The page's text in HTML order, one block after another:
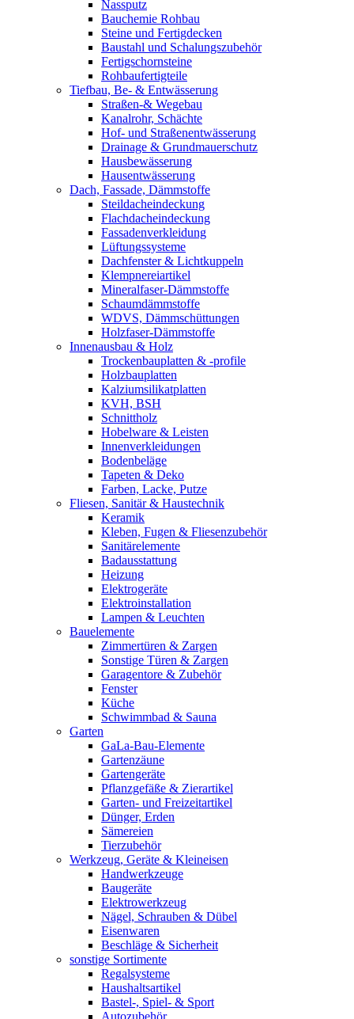
Nassputz
Bauchemie Rohbau
Steine und Fertigdecken
Baustahl und Schalungszubehör
Fertigschornsteine
Rohbaufertigteile
Tiefbau, Be- & Entwässerung
Straßen-& Wegebau
Kanalrohr, Schächte
Hof- und Straßenentwässerung
Drainage & Grundmauerschutz
Hausbewässerung
Hausentwässerung
Dach, Fassade, Dämmstoffe
Steildacheindeckung
Flachdacheindeckung
Fassadenverkleidung
Lüftungssysteme
Dachfenster & Lichtkuppeln
Klempnereiartikel
Mineralfaser-Dämmstoffe
Schaumdämmstoffe
WDVS, Dämmschüttungen
Holzfaser-Dämmstoffe
Innenausbau & Holz
Trockenbauplatten & -profile
Holzbauplatten
Kalziumsilikatplatten
KVH, BSH
Schnittholz
Hobelware & Leisten
Innenverkleidungen
Bodenbeläge
Tapeten & Deko
Farben, Lacke, Putze
Fliesen, Sanitär & Haustechnik
Keramik
Kleben, Fugen & Fliesenzubehör
Sanitärelemente
Badausstattung
Heizung
Elektrogeräte
Elektroinstallation
Lampen & Leuchten
Bauelemente
Zimmertüren & Zargen
Sonstige Türen & Zargen
Garagentore & Zubehör
Fenster
Küche
Schwimmbad & Sauna
Garten
GaLa-Bau-Elemente
Gartenzäune
Gartengeräte
Pflanzgefäße & Zierartikel
Garten- und Freizeitartikel
Dünger, Erden
Sämereien
Tierzubehör
Werkzeug, Geräte & Kleineisen
Handwerkzeuge
Baugeräte
Elektrowerkzeug
Nägel, Schrauben & Dübel
Eisenwaren
Beschläge & Sicherheit
sonstige Sortimente
Regalsysteme
Haushaltsartikel
Bastel-, Spiel- & Sport
Autozubehör